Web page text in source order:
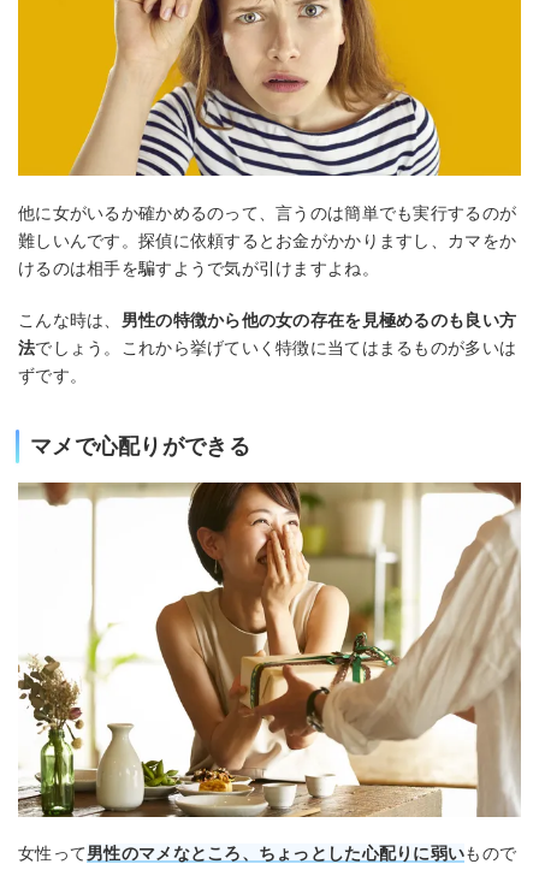
他に女がいるか確かめるのって、言うのは簡単でも実行するのが
難しいんです。探偵に依頼するとお金がかかりますし、カマをか
けるのは相手を騙すようで気が引けますよね。
こんな時は、 男性の特徴から他の女の存在を見極めるのも良い方
法でしょう。これから挙げていく特徴に当てはまるものが多いは
ずです。
マメで心配りができる
女性って男性のマメなところ、ちょっとした心配りに弱いもので